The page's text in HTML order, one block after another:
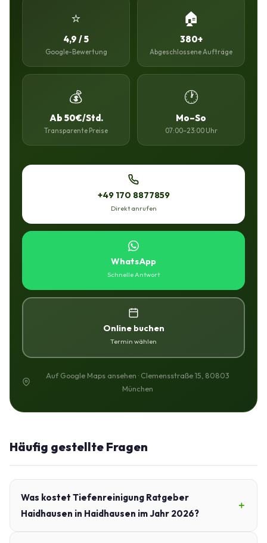
⭐
4,9 / 5
Google-Bewertung
🏠
380+
Abgeschlossene Aufträge
💰
Ab 50€/Std.
Transparente Preise
🕐
Mo–So
07:00–23:00 Uhr
+49 170 8877859
Direkt anrufen
WhatsApp
Schnelle Antwort
Online buchen
Termin wählen
Auf Google Maps ansehen · Clemensstraße 15, 80803
München
Häufig gestellte Fragen
Was kostet Tiefenreinigung Ratgeber
Haidhausen in Haidhausen im Jahr 2026?